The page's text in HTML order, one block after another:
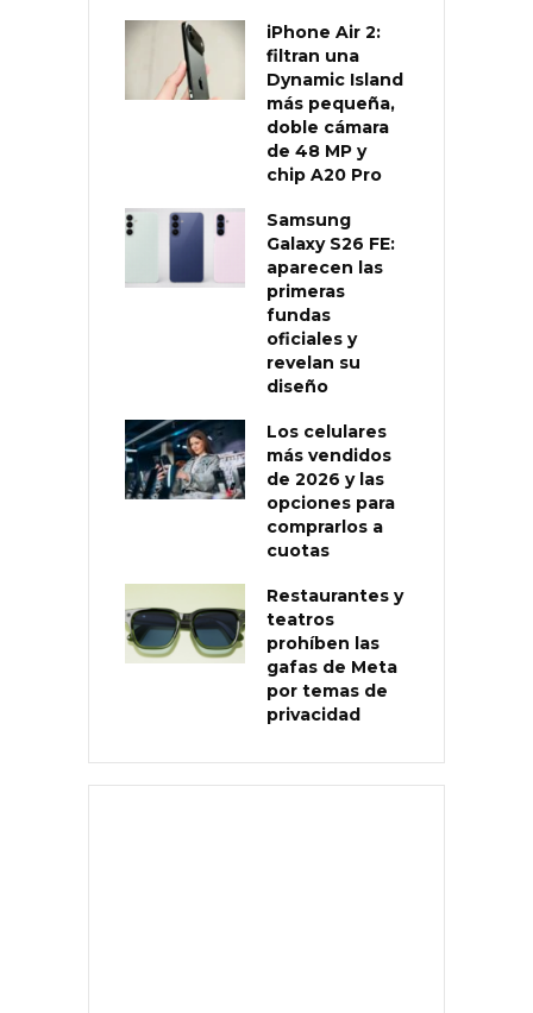
iPhone Air 2:
filtran una
Dynamic Island
más pequeña,
doble cámara
de 48 MP y
chip A20 Pro
Samsung
Galaxy S26 FE:
aparecen las
primeras
fundas
oficiales y
revelan su
diseño
Los celulares
más vendidos
de 2026 y las
opciones para
comprarlos a
cuotas
Restaurantes y
teatros
prohíben las
gafas de Meta
por temas de
privacidad